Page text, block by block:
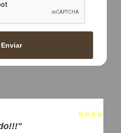
Enviar
5
☆☆☆☆☆